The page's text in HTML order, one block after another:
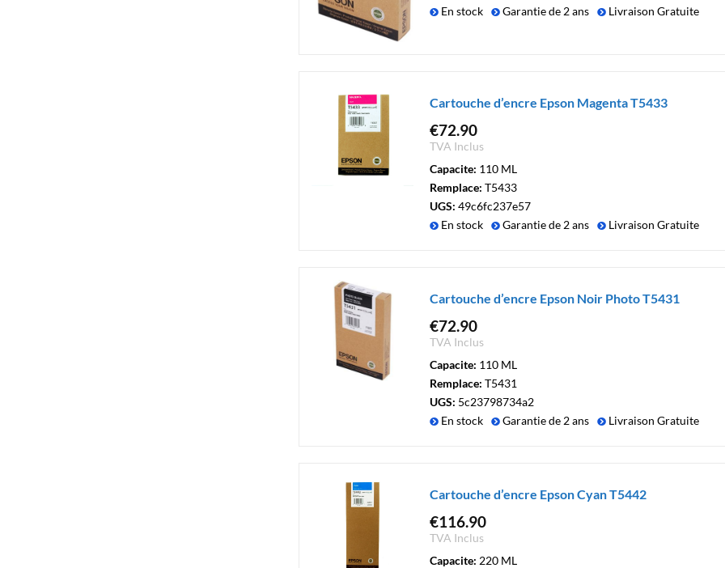
En stock
Garantie de 2 ans Livraison Gratuite
Cartouche d’encre Epson Magenta T5433
€72.90
TVA Inclus
Capacite: 110 ML
Remplace: T5433
UGS: 49c6fc237e57
En stock
Garantie de 2 ans Livraison Gratuite
Cartouche d’encre Epson Noir Photo T5431
€72.90
TVA Inclus
Capacite: 110 ML
Remplace: T5431
UGS: 5c23798734a2
En stock
Garantie de 2 ans Livraison Gratuite
Cartouche d’encre Epson Cyan T5442
€116.90
TVA Inclus
Capacite: 220 ML